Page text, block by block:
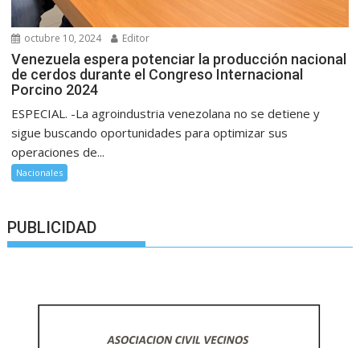
octubre 10, 2024 Editor
Venezuela espera potenciar la producción nacional
de cerdos durante el Congreso Internacional
Porcino 2024
ESPECIAL. -La agroindustria venezolana no se detiene y
sigue buscando oportunidades para optimizar sus
operaciones de...
Nacionales
PUBLICIDAD